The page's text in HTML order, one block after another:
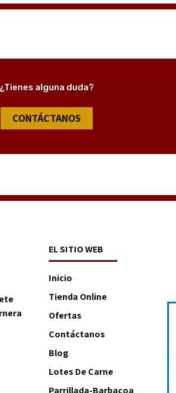
¿Tienes alguna duda?
CONTÁCTANOS
EL SITIO WEB
Inicio
Tienda Online
Ofertas
Contáctanos
Blog
Lotes De Carne
Parrillada-Barbacoa